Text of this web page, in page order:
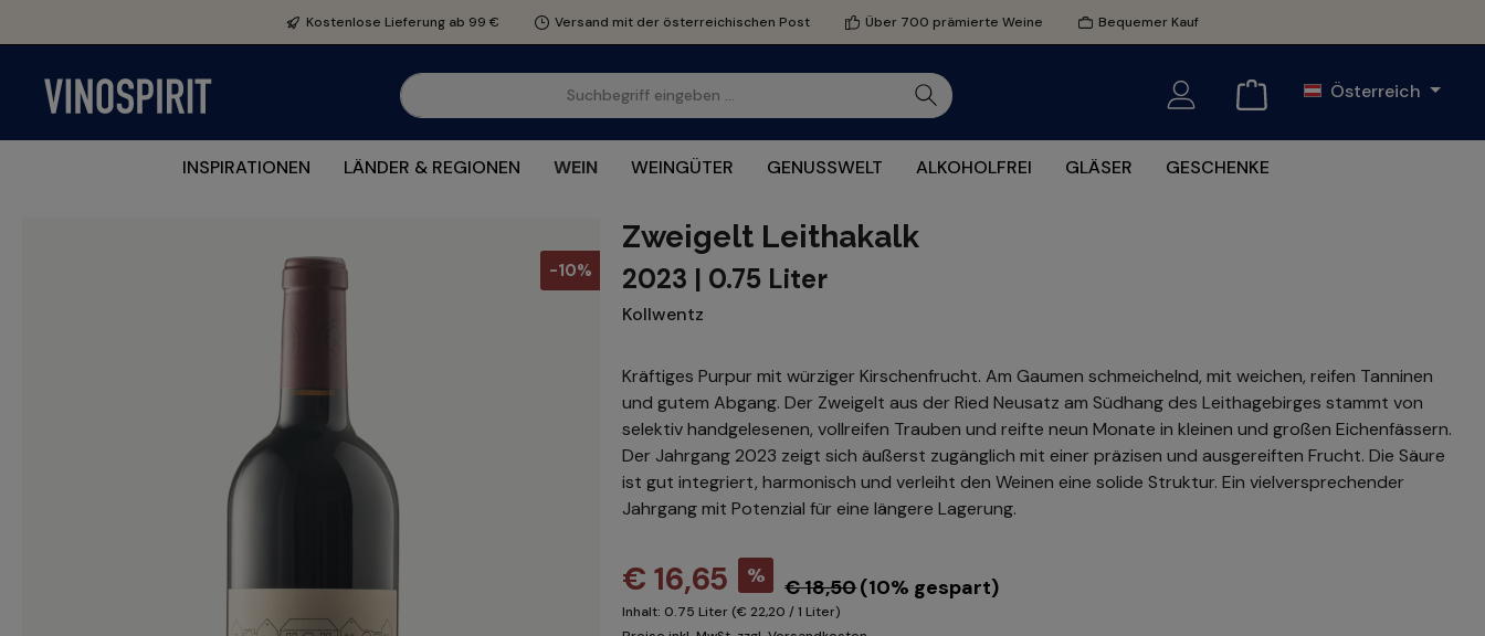
Zur Hauptnavigation springenKostenlose Lieferung ab 99 € Versand mit der österreichischen Post Über 700 prämierte Weine Bequemer Kauf
Österreich
INSPIRATIONEN LÄNDER & REGIONEN WEIN WEINGÜTER GENUSSWELT ALKOHOLFREI GLÄSER GESCHENKE
-10%
Zweigelt Leithakalk
2023 | 0.75 Liter
Kollwentz
Kräftiges Purpur mit würziger Kirschenfrucht. Am Gaumen schmeichelnd, mit weichen, reifen Tanninen
und gutem Abgang. Der Zweigelt aus der Ried Neusatz am Südhang des Leithagebirges stammt von
selektiv handgelesenen, vollreifen Trauben und reifte neun Monate in kleinen und großen Eichenfässern.
Der Jahrgang 2023 zeigt sich äußerst zugänglich mit einer präzisen und ausgereiften Frucht. Die Säure
ist gut integriert, harmonisch und verleiht den Weinen eine solide Struktur. Ein vielversprechender
Jahrgang mit Potenzial für eine längere Lagerung.
€ 16,65 % € 18,50(10% gespart)
Inhalt: 0.75 Liter (€ 22,20 / 1 Liter)